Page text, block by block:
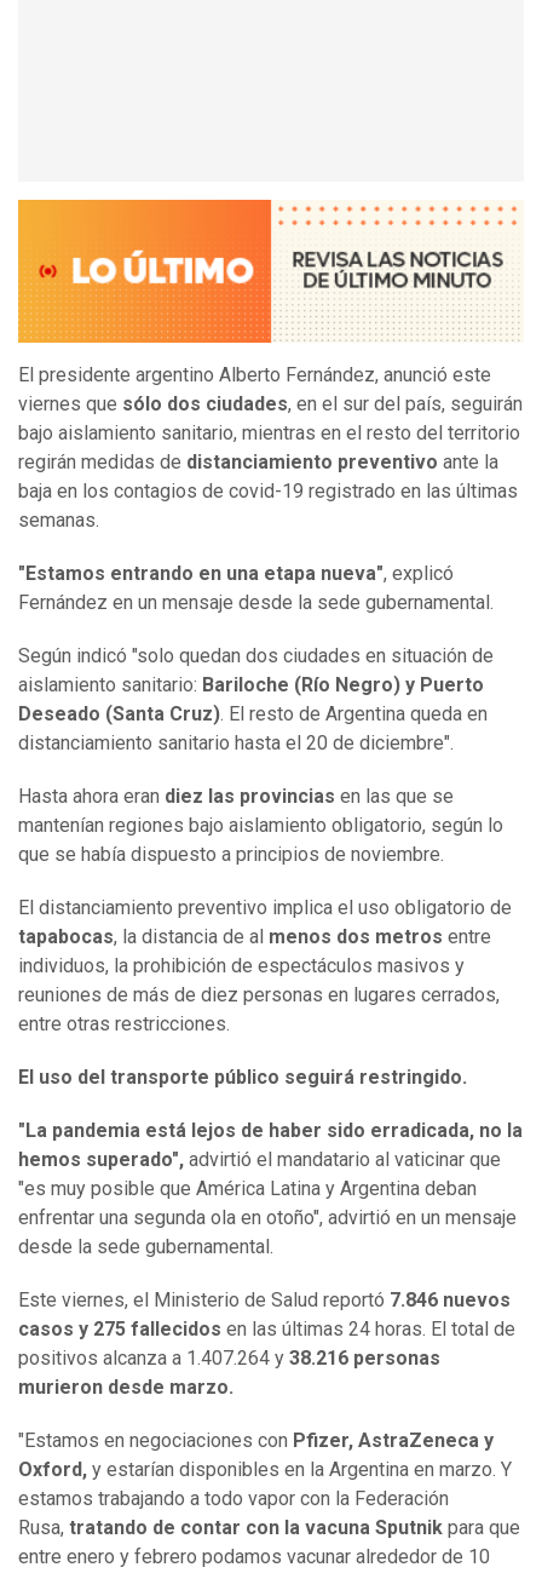
El presidente argentino Alberto Fernández, anunció este
viernes que sólo dos ciudades, en el sur del país, seguirán
bajo aislamiento sanitario, mientras en el resto del territorio
regirán medidas de distanciamiento preventivo ante la
baja en los contagios de covid-19 registrado en las últimas
semanas.
"Estamos entrando en una etapa nueva", explicó
Fernández en un mensaje desde la sede gubernamental.
Según indicó "solo quedan dos ciudades en situación de
aislamiento sanitario: Bariloche (Río Negro) y Puerto
Deseado (Santa Cruz). El resto de Argentina queda en
distanciamiento sanitario hasta el 20 de diciembre".
Hasta ahora eran diez las provincias en las que se
mantenían regiones bajo aislamiento obligatorio, según lo
que se había dispuesto a principios de noviembre.
El distanciamiento preventivo implica el uso obligatorio de
tapabocas, la distancia de al menos dos metros entre
individuos, la prohibición de espectáculos masivos y
reuniones de más de diez personas en lugares cerrados,
entre otras restricciones.
El uso del transporte público seguirá restringido.
"La pandemia está lejos de haber sido erradicada, no la
hemos superado", advirtió el mandatario al vaticinar que
"es muy posible que América Latina y Argentina deban
enfrentar una segunda ola en otoño", advirtió en un mensaje
desde la sede gubernamental.
Este viernes, el Ministerio de Salud reportó 7.846 nuevos
casos y 275 fallecidos en las últimas 24 horas. El total de
positivos alcanza a 1.407.264 y 38.216 personas
murieron desde marzo.
"Estamos en negociaciones con Pfizer, AstraZeneca y
Oxford, y estarían disponibles en la Argentina en marzo. Y
estamos trabajando a todo vapor con la Federación
Rusa, tratando de contar con la vacuna Sputnik para que
entre enero y febrero podamos vacunar alrededor de 10